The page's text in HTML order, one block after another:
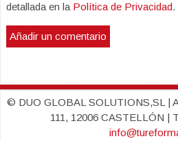
detallada en la Política de Privacidad.
© DUO GLOBAL SOLUTIONS,SL |
111, 12006 CASTELLÓN |